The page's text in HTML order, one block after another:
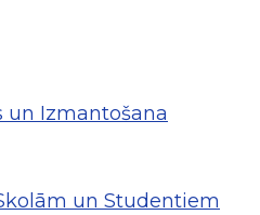
un Izmantošana
un Studentiem